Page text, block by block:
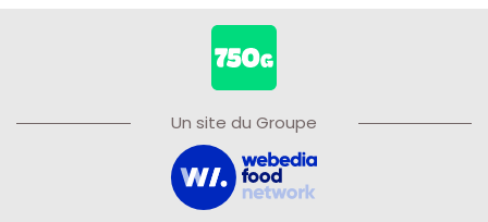
Un site du Groupe